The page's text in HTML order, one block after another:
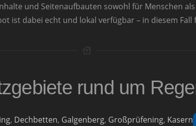
und Seitenaufbauten sowohl für Menschen
ist dabei echt und lokal verfügbar – in diesem Fall
rund um
, Dechbetten, Galgenberg, Großprüfening,